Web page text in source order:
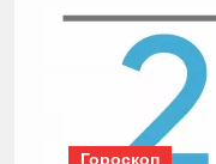
Гороскоп